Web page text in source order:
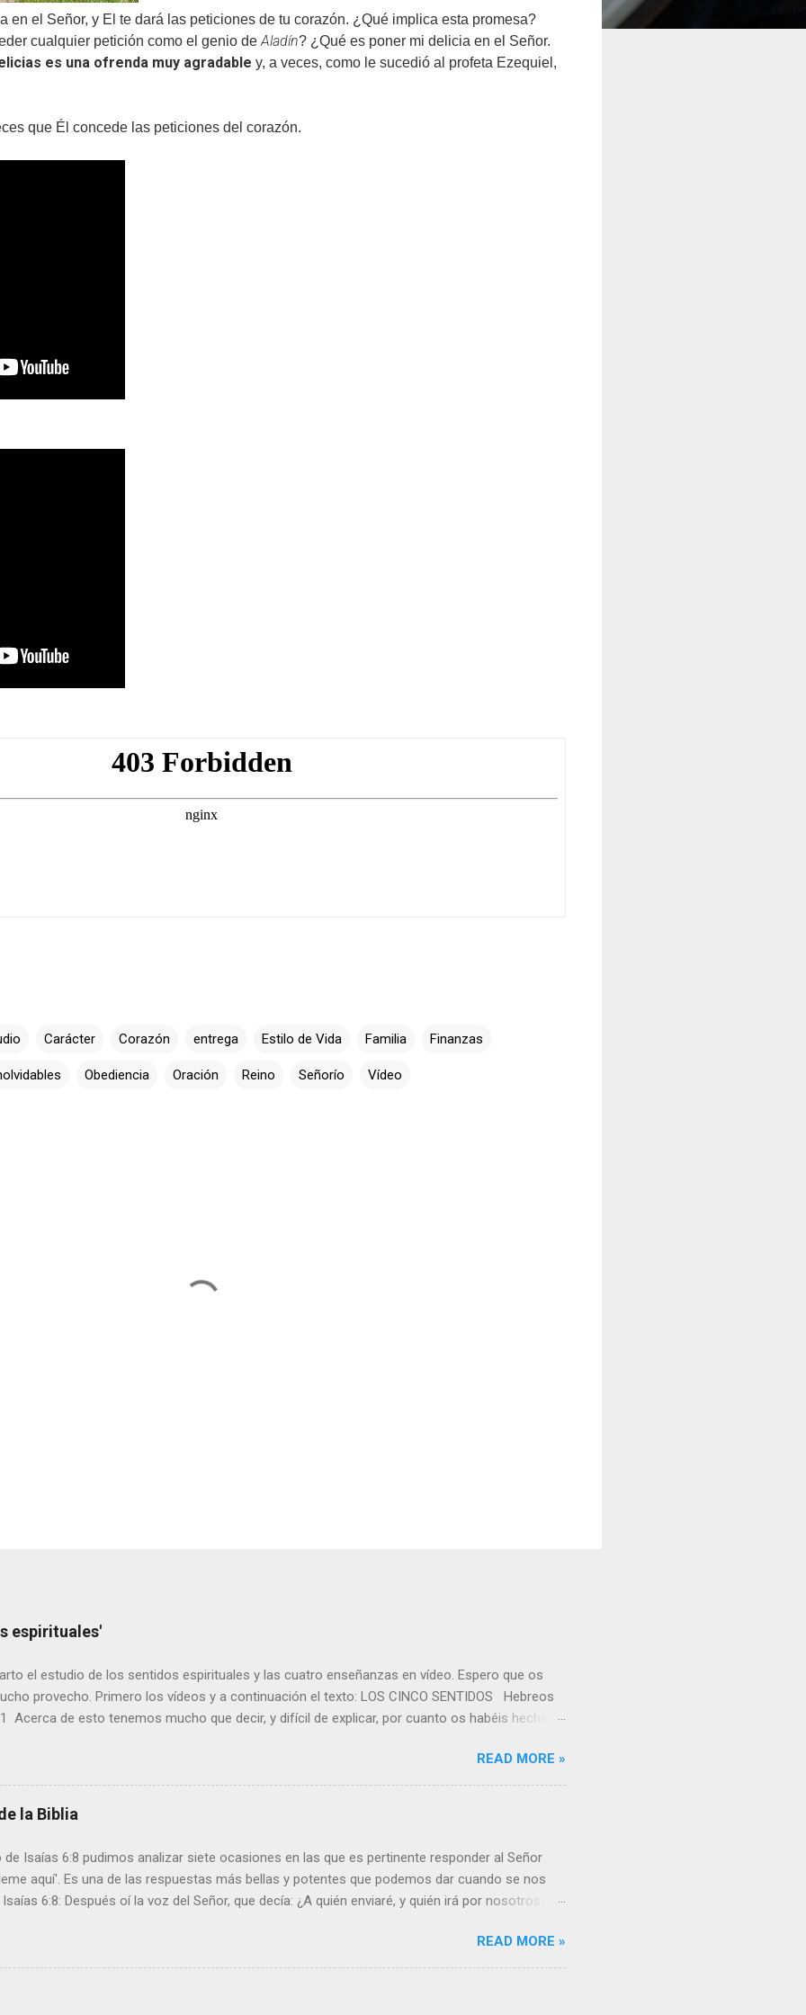
en el Señor, y El te dará las peticiones de tu corazón. ¿Qué implica esta promesa?
cualquier petición como el genio de Aladín? ¿Qué es poner mi delicia en el Señor.
es una ofrenda muy agradable y, a veces, como le sucedió al profeta Ezequiel,
que Él concede las peticiones del corazón.
Carácter Corazón entrega Estilo de Vida Familia Finanzas
Obediencia Oración Reino Señorío Vídeo
espirituales'
el estudio de los sentidos espirituales y las cuatro enseñanzas en vídeo. Espero que os
provecho. Primero los vídeos y a continuación el texto: LOS CINCO SENTIDOS Hebreos
Acerca de esto tenemos mucho que decir, y difícil de explicar, por cuanto os habéis hecho
vuelva a enseñar cuáles son los primeros rudimentos de las palabras de Dios; y habéis llegado
que tenéis necesidad de leche, y no de alimento sólido. 13 Y todo aquel que participa de la
inexperto en la palabra de justicia, porque es niño; 14 pero el alimento sólido es para los que
madurez, para los que por el uso tienen los sentidos ejercitados en el discernimiento del
a la perfección (MADUREZ); no echando ...
READ MORE »
la Biblia
de Isaías 6:8 pudimos analizar siete ocasiones en las que es pertinente responder al Señor
aquí'. Es una de las respuestas más bellas y potentes que podemos dar cuando se nos
6:8: Después oí la voz del Señor, que decía: ¿A quién enviaré, y quién irá por nosotros?
siervo a quien yo pueda enviar? ¡HAY! Aquí estoy; me muestro a ti". - He aquí el vídeo: - y he
Los siete ‘Heme Aquí’ de la Biblia ¿Acaso se puede encontrar una expresión de obediencia
bella que un “heme aquí”? Cuando el Señor me llame o me pida hacer algo quiero tener un
READ MORE »